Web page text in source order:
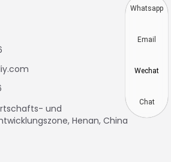
und
Henan, China
Whatsapp
Email
Wechat
Chat